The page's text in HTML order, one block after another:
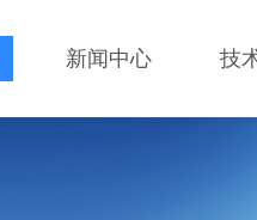
新闻中心 技